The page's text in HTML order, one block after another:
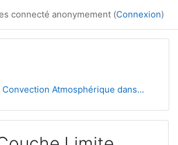
connecté anonymement (Connexion)
Atmosphérique dans...